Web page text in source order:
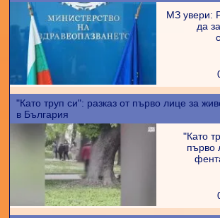
МЗ увери:
да
"Като труп си": разказ от първо лице за
в България
"Като
първо